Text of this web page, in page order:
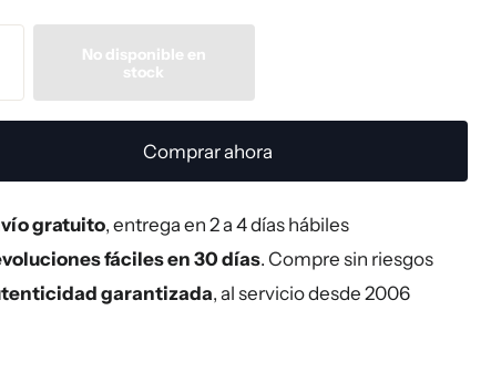
No disponible en
stock
Comprar ahora
gratuito, entrega en 2 a 4 días hábiles
fáciles en 30 días. Compre sin riesgos
garantizada, al servicio desde 2006